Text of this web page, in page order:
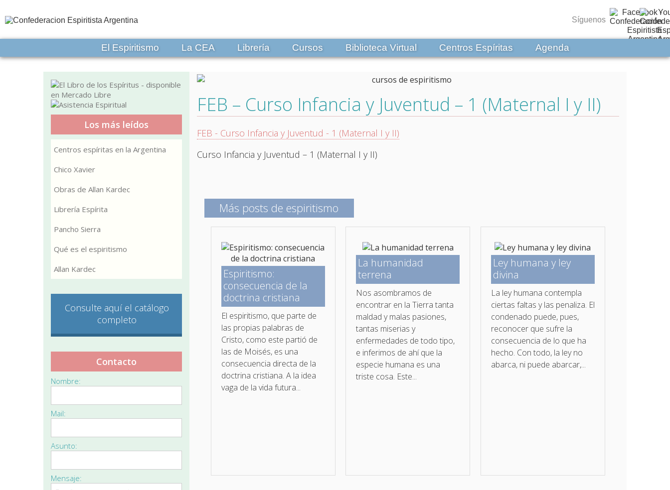
Síguenos
El Espiritismo La CEA Librería Cursos Biblioteca Virtual Centros Espíritas Agenda
FEB – Curso Infancia y Juventud – 1 (Maternal I y II)
FEB - Curso Infancia y Juventud - 1 (Maternal I y II)
Curso Infancia y Juventud – 1 (Maternal I y II)
Más posts de espiritismo
Espiritismo:
consecuencia de la
doctrina cristiana
El espiritismo, que parte de
las propias palabras de
Cristo, como este partió de
las de Moisés, es una
consecuencia directa de la
doctrina cristiana. A la idea
vaga de la vida futura...
La humanidad
terrena
Nos asombramos de
encontrar en la Tierra tanta
maldad y malas pasiones,
tantas miserias y
enfermedades de todo tipo,
e inferimos de ahí que la
especie humana es una
triste cosa. Este...
Ley humana y ley
divina
La ley humana contempla
ciertas faltas y las penaliza. El
condenado puede, pues,
reconocer que sufre la
consecuencia de lo que ha
hecho. Con todo, la ley no
abarca, ni puede abarcar,...
Los más leídos
Centros espíritas en la Argentina
Chico Xavier
Obras de Allan Kardec
Librería Espírita
Pancho Sierra
Qué es el espiritismo
Allan Kardec
Consulte aquí el catálogo
completo
Contacto
Nombre:
Mail:
Asunto:
Mensaje: